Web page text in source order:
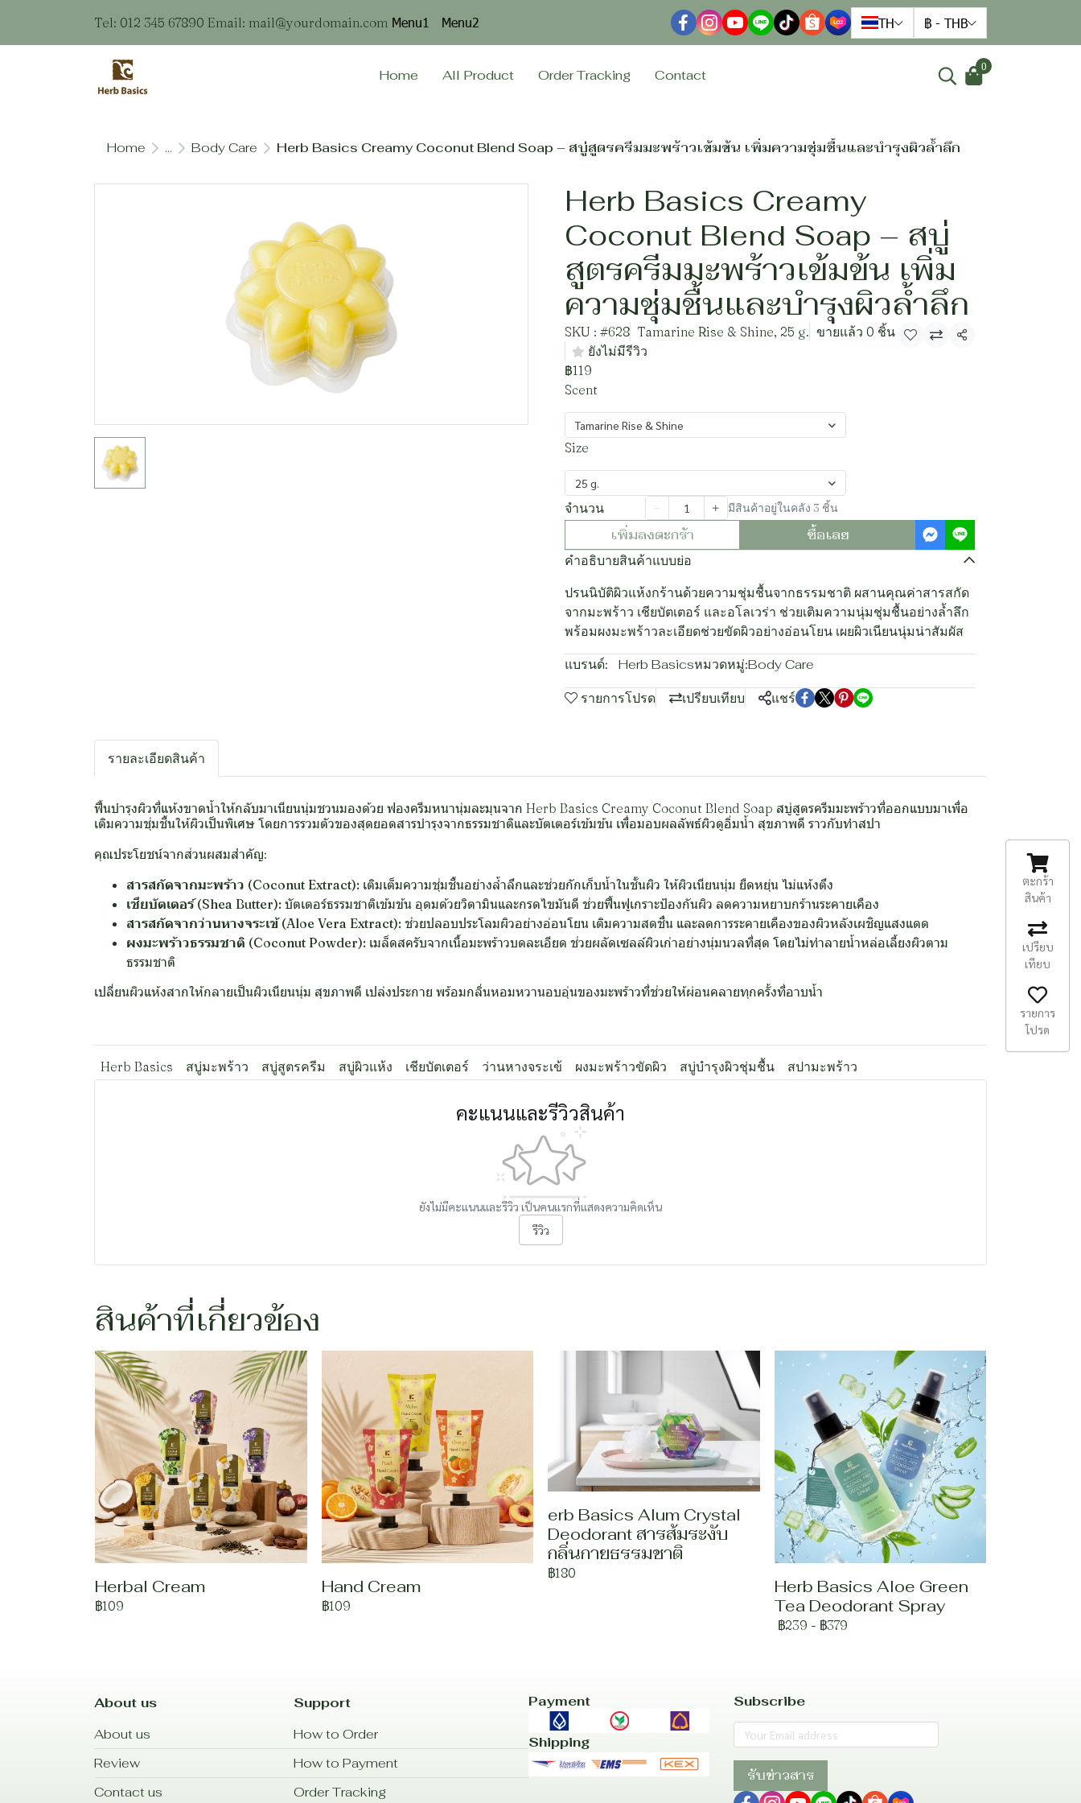
Tel: 012 345 67890 Email: mail@yourdomain.com Menu1 Menu2 TH ฿ - THB
Home All Product Order Tracking Contact
0
Home ... Body Care Herb Basics Creamy Coconut Blend Soap – สบู่สูตรครีมมะพร้าวเข้มข้น เพิ่มความชุ่มชื้นและบำรุงผิวล้ำลึก
Herb Basics Creamy
Coconut Blend Soap – สบู่
สูตรครีมมะพร้าวเข้มข้น เพิ่ม
ความชุ่มชื้นและบำรุงผิวล้ำลึก
SKU : #628 Tamarine Rise & Shine, 25 g. ขายแล้ว 0 ชิ้น
ยังไม่มีรีวิว
แชร์
฿119
Scent
Tamarine Rise & Shine
Size
25 g.
จำนวน มีสินค้าอยู่ในคลัง 3 ชิ้น
เพิ่มลงตะกร้า ซื้อเลย
คำอธิบายสินค้าแบบย่อ
ปรนนิบัติผิวแห้งกร้านด้วยความชุ่มชื้นจากธรรมชาติ ผสานคุณค่าสารสกัด
จากมะพร้าว เชียบัตเตอร์ และอโลเวร่า ช่วยเติมความนุ่มชุ่มชื้นอย่างล้ำลึก
พร้อมผงมะพร้าวละเอียดช่วยขัดผิวอย่างอ่อนโยน เผยผิวเนียนนุ่มน่าสัมผัส
แบรนด์: Herb Basicsหมวดหมู่:Body Care
รายการโปรด เปรียบเทียบ แชร์
รายละเอียดสินค้า
ฟื้นบำรุงผิวที่แห้งขาดน้ำให้กลับมาเนียนนุ่มชวนมองด้วย ฟองครีมหนานุ่มละมุนจาก Herb Basics Creamy Coconut Blend Soap สบู่สูตรครีมมะพร้าวที่ออกแบบมาเพื่อ
เติมความชุ่มชื้นให้ผิวเป็นพิเศษ โดยการรวมตัวของสุดยอดสารบำรุงจากธรรมชาติและบัตเตอร์เข้มข้น เพื่อมอบผลลัพธ์ผิวดูอิ่มน้ำ สุขภาพดี ราวกับทำสปา
คุณประโยชน์จากส่วนผสมสำคัญ:
สารสกัดจากมะพร้าว (Coconut Extract): เติมเต็มความชุ่มชื้นอย่างล้ำลึกและช่วยกักเก็บน้ำในชั้นผิว ให้ผิวเนียนนุ่ม ยืดหยุ่น ไม่แห้งตึง
เชียบัตเตอร์ (Shea Butter): บัตเตอร์ธรรมชาติเข้มข้น อุดมด้วยวิตามินและกรดไขมันดี ช่วยฟื้นฟูเกราะป้องกันผิว ลดความหยาบกร้านระคายเคือง
สารสกัดจากว่านหางจระเข้ (Aloe Vera Extract): ช่วยปลอบประโลมผิวอย่างอ่อนโยน เติมความสดชื่น และลดการระคายเคืองของผิวหลังเผชิญแสงแดด
ผงมะพร้าวธรรมชาติ (Coconut Powder): เมล็ดสครับจากเนื้อมะพร้าวบดละเอียด ช่วยผลัดเซลล์ผิวเก่าอย่างนุ่มนวลที่สุด โดยไม่ทำลายน้ำหล่อเลี้ยงผิวตาม
ธรรมชาติ
เปลี่ยนผิวแห้งสากให้กลายเป็นผิวเนียนนุ่ม สุขภาพดี เปล่งประกาย พร้อมกลิ่นหอมหวานอบอุ่นของมะพร้าวที่ช่วยให้ผ่อนคลายทุกครั้งที่อาบน้ำ
Herb Basics สบู่มะพร้าว สบู่สูตรครีม สบู่ผิวแห้ง เชียบัตเตอร์ ว่านหางจระเข้ ผงมะพร้าวขัดผิว สบู่บำรุงผิวชุ่มชื้น สปามะพร้าว
คะแนนและรีวิวสินค้า
ยังไม่มีคะแนนและรีวิว เป็นคนแรกที่แสดงความคิดเห็น
รีวิว
สินค้าที่เกี่ยวข้อง
Herbal Cream
฿109
Hand Cream
฿109
erb Basics Alum Crystal
Deodorant สารส้มระงับ
กลิ่นกายธรรมชาติ
฿180
Herb Basics Aloe Green
Tea Deodorant Spray
฿239 - ฿379
About us
About us
Review
Contact us
Support
How to Order
How to Payment
Order Tracking
Payment
Shipping
Subscribe
รับข่าวสาร
ตะกร้า
สินค้า
เปรียบ
เทียบ
รายการ
โปรด